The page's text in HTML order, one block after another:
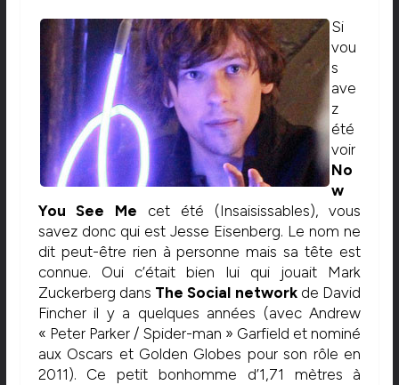
Si
vou
s
ave
z
été
voir
No
w
You See Me cet été (Insaisissables), vous
savez donc qui est Jesse Eisenberg. Le nom ne
dit peut-être rien à personne mais sa tête est
connue. Oui c’était bien lui qui jouait Mark
Zuckerberg dans The Social networkde David
Fincher il y a quelques années (avec Andrew
« Peter Parker / Spider-man » Garfield et nominé
aux Oscars et Golden Globes pour son rôle en
2011). Ce petit bonhomme d’1,71 mètres à